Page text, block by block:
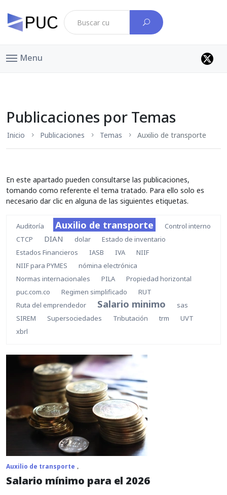
Menu
Publicaciones por Temas
Inicio Publicaciones Temas Auxilio de transporte
En este apartado pueden consultarse las publicaciones,
tomando como referente el tema tratado. Para ello solo es
necesario dar clic en alguna de las siguientes etiquetas.
Auditoría Auxilio de transporte
Control interno
CTCP
DIAN dolar
Estado de inventario
Estados Financieros
IASB IVA
NIIF
NIIF para PYMES
nómina electrónica
Normas internacionales
PILA
Propiedad horizontal
puc.com.co
Regimen simplificado
RUT
Ruta del emprendedor
Salario minimo
sas
SIREM
Supersociedades Tributación trm
UVT
xbrl
Auxilio de transporte
Salario mínimo para el 2026